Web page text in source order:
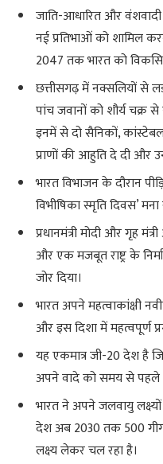
जाति-आधारित और
नई प्रतिभाओं को शामिल
2047 तक भारत को विकसित
छत्तीसगढ़ में नक्सलियों से
पांच जवानों को शौर्य चक्र से
इनमें से दो सैनिकों,
प्राणों की आहुति दे दी और
भारत विभाजन के दौरान
विभीषिका स्मृति दिवस’ मना
प्रधानमंत्री मोदी और गृह
और एक मजबूत राष्ट्र के
जोर दिया।
भारत अपने महत्वाकांक्षी
और इस दिशा में महत्वपूर्ण
यह एकमात्र जी-20 देश है
अपने वादे को समय से पहले
भारत ने अपने जलवायु
देश अब 2030 तक 500
लक्ष्य लेकर चल रहा है।